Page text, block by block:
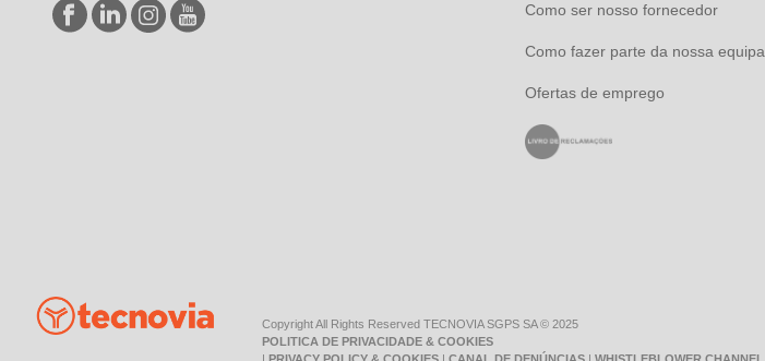
Como ser nosso fornecedor
Como fazer parte da nossa equipa
Ofertas de emprego
Copyright All Rights Reserved TECNOVIA SGPS SA © 2025
POLITICA DE PRIVACIDADE & COOKIES